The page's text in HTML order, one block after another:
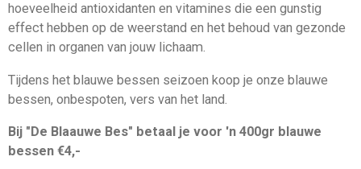
hoeveelheid antioxidanten en vitamines die een gunstig
effect hebben op de weerstand en het behoud van gezonde
cellen in organen van jouw lichaam.
Tijdens het blauwe bessen seizoen koop je onze blauwe
bessen, onbespoten, vers van het land.
Bij "De Blaauwe Bes" betaal je voor 'n 400gr blauwe
bessen €4,-